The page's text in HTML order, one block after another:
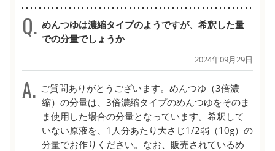
めんつゆは濃縮タイプのようですが、希釈した量
での分量でしょうか
2024年09月29日
ご質問ありがとうございます。めんつゆ（3倍濃
縮）の分量は、3倍濃縮タイプのめんつゆをそのま
ま使用した場合の分量となっています。希釈して
いない原液を、1人分あたり大さじ1/2弱（10g）の
分量でお作りください。なお、販売されているめ